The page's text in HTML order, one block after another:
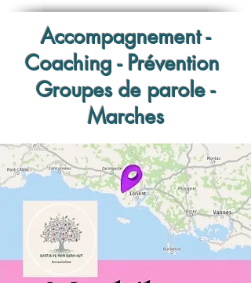
Accompagnement -
Coaching - Prévention
Groupes de parole -
Marches